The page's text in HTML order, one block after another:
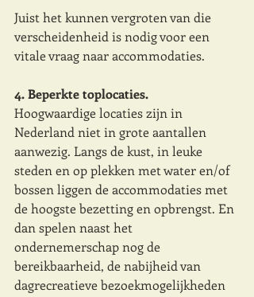
Juist het kunnen vergroten van die
verscheidenheid is nodig voor een
vitale vraag naar accommodaties.
4. Beperkte toplocaties.
Hoogwaardige locaties zijn in
Nederland niet in grote aantallen
aanwezig. Langs de kust, in leuke
steden en op plekken met water en/of
bossen liggen de accommodaties met
de hoogste bezetting en opbrengst. En
dan spelen naast het
ondernemerschap nog de
bereikbaarheid, de nabijheid van
dagrecreatieve bezoekmogelijkheden